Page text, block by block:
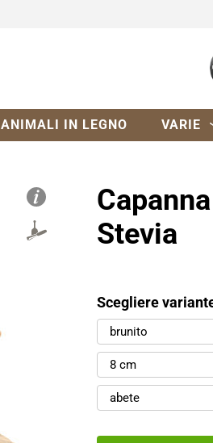
ANIMALI IN LEGNO VARIE
Stevia
Scegliere
brunito
8 cm
abete